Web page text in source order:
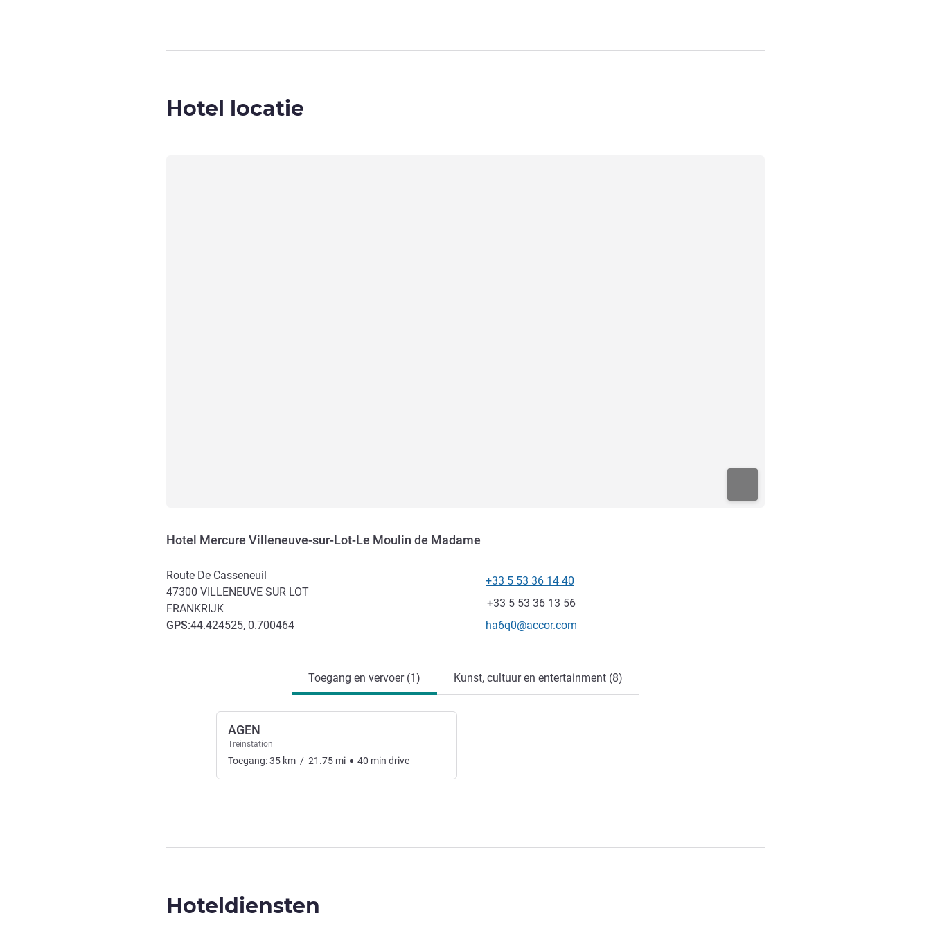
Hotel locatie
Hotel Mercure Villeneuve-sur-Lot-Le Moulin de Madame
Route De Casseneuil
47300 VILLENEUVE SUR LOT
FRANKRIJK
GPS:44.424525, 0.700464
Telefoon
+33 5 53 36 14 40
Fax
+33 5 53 36 13 56
E-mailadres voor contact
ha6q0@accor.com
Toegang en vervoer (1) Kunst, cultuur en entertainment (8)
AGEN
Treinstation
Toegang:35 km / 21.75 mi 40 min drive
Hoteldiensten